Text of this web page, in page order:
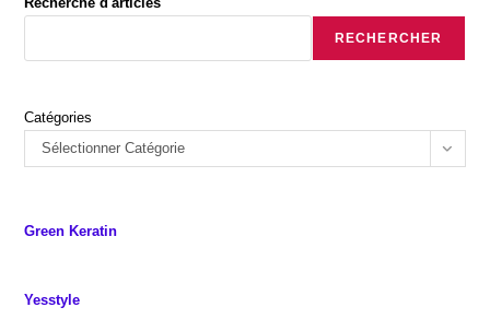
RECHERCHER
Catégories
Sélectionner Catégorie
Green Keratin
Yesstyle